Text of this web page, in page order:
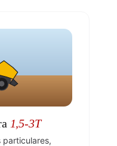
1,5-3T
particulares,